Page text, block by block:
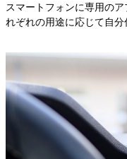
スマートフォンに専用の
れぞれの用途に応じて自